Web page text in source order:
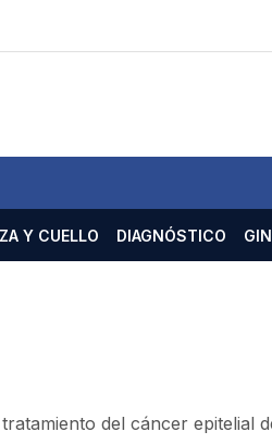
Y CUELLO DIAGNÓSTICO
del cáncer epitelial